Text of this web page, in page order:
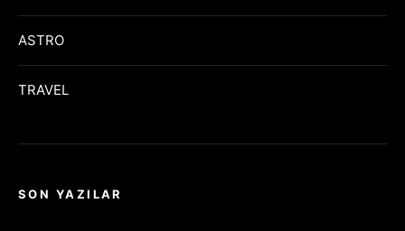
ASTRO
TRAVEL
SON YAZILAR